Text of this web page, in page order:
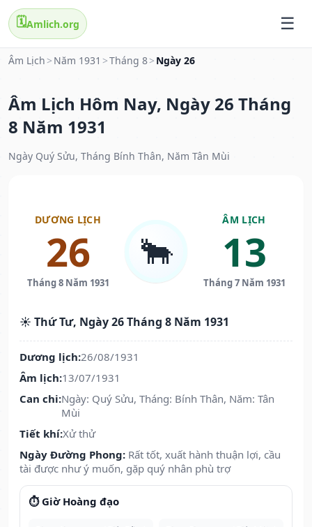
🗓️Amlich.org
Âm Lịch > Năm 1931 >Tháng 8> Ngày 26
Âm Lịch Hôm Nay, Ngày 26 Tháng
8 Năm 1931
Ngày Quý Sửu, Tháng Bính Thân, Năm Tân Mùi
DƯƠNG LỊCH
26
Tháng 8 Năm 1931
🐂
ÂM LỊCH
13
Tháng 7 Năm 1931
☀️ Thứ Tư, Ngày 26 Tháng 8 Năm 1931
Dương lịch:26/08/1931
Âm lịch:13/07/1931
Can chi:Ngày: Quý Sửu, Tháng: Bính Thân, Năm: Tân
Mùi
Tiết khí:Xử thử
Ngày Đường Phong: Rất tốt, xuất hành thuận lợi, cầu
tài được như ý muốn, gặp quý nhân phù trợ
⏱️ Giờ Hoàng đạo